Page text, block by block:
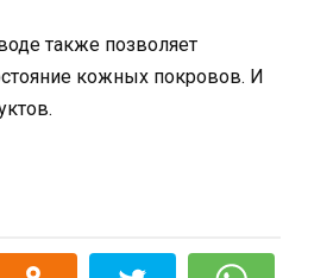
также позволяет
кожных покровов. И